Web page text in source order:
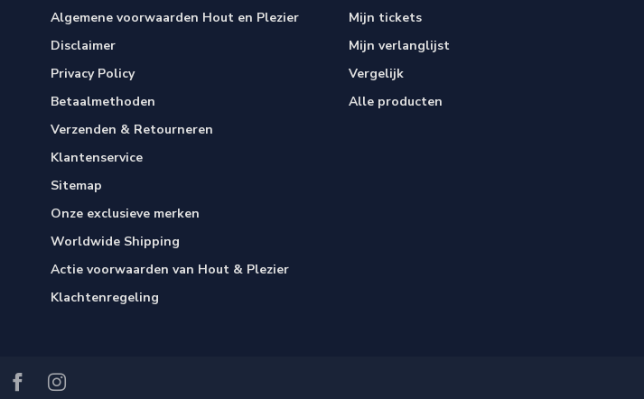
Algemene voorwaarden Hout en Plezier
Disclaimer
Privacy Policy
Betaalmethoden
Verzenden & Retourneren
Klantenservice
Sitemap
Onze exclusieve merken
Worldwide Shipping
Actie voorwaarden van Hout & Plezier
Klachtenregeling
Mijn tickets
Mijn verlanglijst
Vergelijk
Alle producten